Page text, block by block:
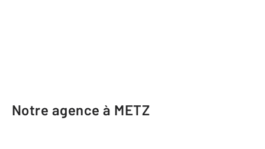
Notre agence à METZ